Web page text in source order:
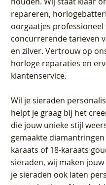
repareren,
oorgaatjes
concurrerende tarieven
en zilver. Vertrouw op
horloge reparaties en
klantenservice.
Wil je sieraden
helpt je graag bij het
die jouw unieke stijl
gemaakte
karaats of 18-karaats
sieraden, wij maken
je sieraden ook laten